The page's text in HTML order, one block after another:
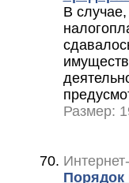
В
Размер:
Порядок